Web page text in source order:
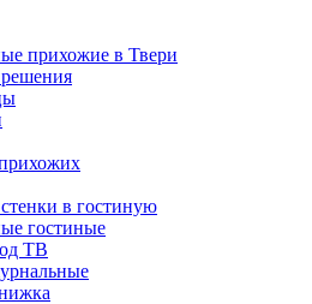
прихожие в Твери
в гостиную
гостиные
ТВ